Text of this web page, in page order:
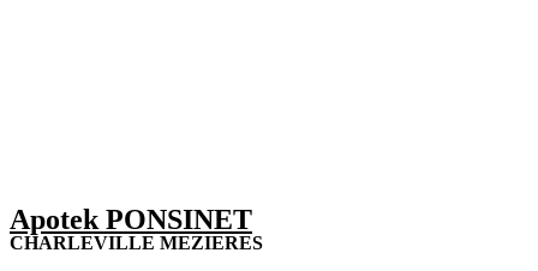
Apotek PONSINET
CHARLEVILLE MEZIERES